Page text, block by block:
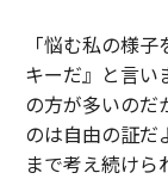
「悩む私の様
キーだ』と言い
の方が多いのだ
のは自由の証だ
まで考え続けら